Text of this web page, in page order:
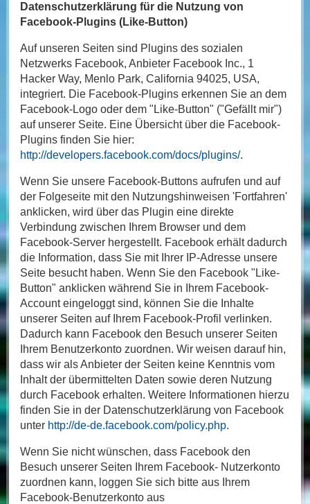
Datenschutzerklärung für die Nutzung von
Facebook-Plugins (Like-Button)
Auf unseren Seiten sind Plugins des sozialen
Netzwerks Facebook, Anbieter Facebook Inc., 1
Hacker Way, Menlo Park, California 94025, USA,
integriert. Die Facebook-Plugins erkennen Sie an dem
Facebook-Logo oder dem "Like-Button" ("Gefällt mir")
auf unserer Seite. Eine Übersicht über die Facebook-
Plugins finden Sie hier:
http://developers.facebook.com/docs/plugins/.
Wenn Sie unsere Facebook-Buttons aufrufen und auf
der Folgeseite mit den Nutzungshinweisen 'Fortfahren'
anklicken, wird über das Plugin eine direkte
Verbindung zwischen Ihrem Browser und dem
Facebook-Server hergestellt. Facebook erhält dadurch
die Information, dass Sie mit Ihrer IP-Adresse unsere
Seite besucht haben. Wenn Sie den Facebook "Like-
Button" anklicken während Sie in Ihrem Facebook-
Account eingeloggt sind, können Sie die Inhalte
unserer Seiten auf Ihrem Facebook-Profil verlinken.
Dadurch kann Facebook den Besuch unserer Seiten
Ihrem Benutzerkonto zuordnen. Wir weisen darauf hin,
dass wir als Anbieter der Seiten keine Kenntnis vom
Inhalt der übermittelten Daten sowie deren Nutzung
durch Facebook erhalten. Weitere Informationen hierzu
finden Sie in der Datenschutzerklärung von Facebook
unter http://de-de.facebook.com/policy.php.
Wenn Sie nicht wünschen, dass Facebook den
Besuch unserer Seiten Ihrem Facebook- Nutzerkonto
zuordnen kann, loggen Sie sich bitte aus Ihrem
Facebook-Benutzerkonto aus